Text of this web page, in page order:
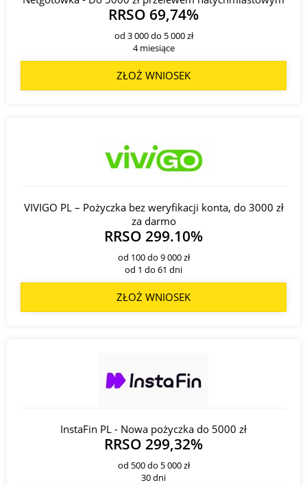
RRSO 69,74%
od 3 000 do 5 000 zł
4 miesiące
ZŁOŻ WNIOSEK
VIVIGO PL – Pożyczka bez weryfikacji konta, do 3000 zł
za darmo
RRSO 299.10%
od 100 do 9 000 zł
od 1 do 61 dni
ZŁOŻ WNIOSEK
InstaFin PL - Nowa pożyczka do 5000 zł
RRSO 299,32%
od 500 do 5 000 zł
30 dni